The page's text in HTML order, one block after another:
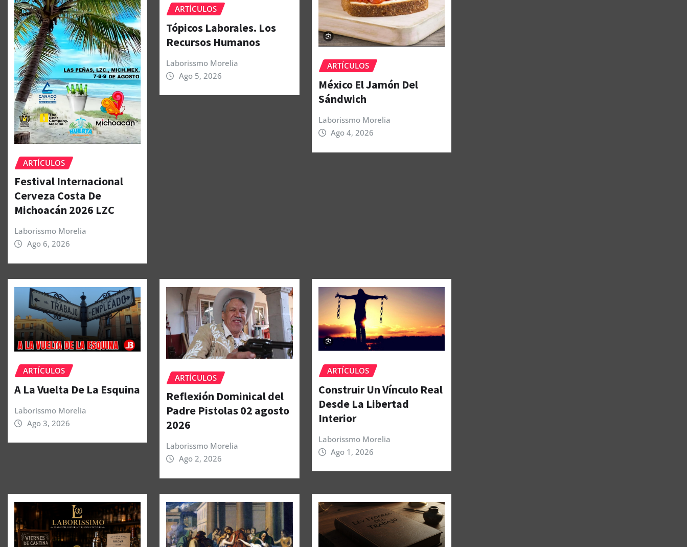
ARTÍCULOS
Festival Internacional
Cerveza Costa De
Michoacán 2026 LZC
Laborissmo Morelia
Ago 6, 2026
ARTÍCULOS
Tópicos Laborales. Los
Recursos Humanos
Laborissmo Morelia
Ago 5, 2026
ARTÍCULOS
México El Jamón Del
Sándwich
Laborissmo Morelia
Ago 4, 2026
ARTÍCULOS
A La Vuelta De La Esquina
Laborissmo Morelia
Ago 3, 2026
ARTÍCULOS
Reflexión Dominical del
Padre Pistolas 02 agosto
2026
Laborissmo Morelia
Ago 2, 2026
ARTÍCULOS
Construir Un Vínculo Real
Desde La Libertad
Interior
Laborissmo Morelia
Ago 1, 2026